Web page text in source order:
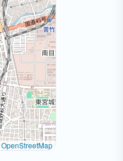
OpenStreetMap